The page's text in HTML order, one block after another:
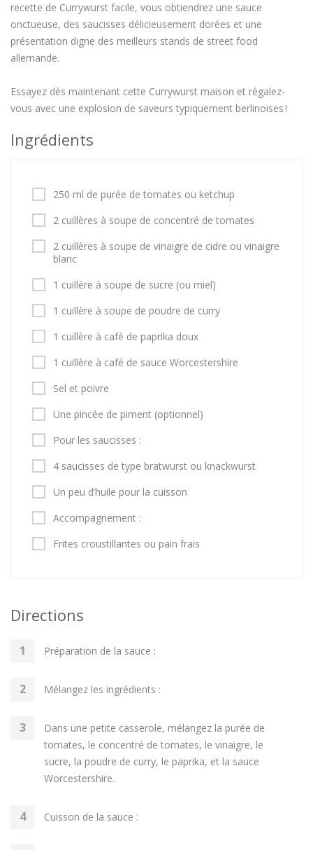
recette de Currywurst facile, vous obtiendrez une sauce
onctueuse, des saucisses délicieusement dorées et une
présentation digne des meilleurs stands de street food
allemande.
Essayez dès maintenant cette Currywurst maison et régalez-
vous avec une explosion de saveurs typiquement berlinoises !
Ingrédients
250 ml de purée de tomates ou ketchup
2 cuillères à soupe de concentré de tomates
2 cuillères à soupe de vinaigre de cidre ou vinaigre
blanc
1 cuillère à soupe de sucre (ou miel)
1 cuillère à soupe de poudre de curry
1 cuillère à café de paprika doux
1 cuillère à café de sauce Worcestershire
Sel et poivre
Une pincée de piment (optionnel)
Pour les saucisses :
4 saucisses de type bratwurst ou knackwurst
Un peu d’huile pour la cuisson
Accompagnement :
Frites croustillantes ou pain frais
Directions
Préparation de la sauce :
Mélangez les ingrédients :
Dans une petite casserole, mélangez la purée de
tomates, le concentré de tomates, le vinaigre, le
sucre, la poudre de curry, le paprika, et la sauce
Worcestershire.
Cuisson de la sauce :